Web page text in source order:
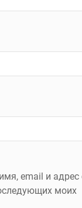
email и адрес
моих